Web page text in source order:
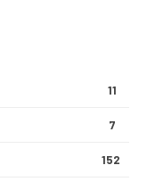
11
7
152